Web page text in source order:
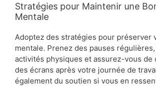
Stratégies pour Maintenir une Bonne Santé
Mentale
Adoptez des stratégies pour préserver
mentale. Prenez des pauses
activités physiques et assurez-vous de
des écrans après votre journée de
également du soutien si vous en